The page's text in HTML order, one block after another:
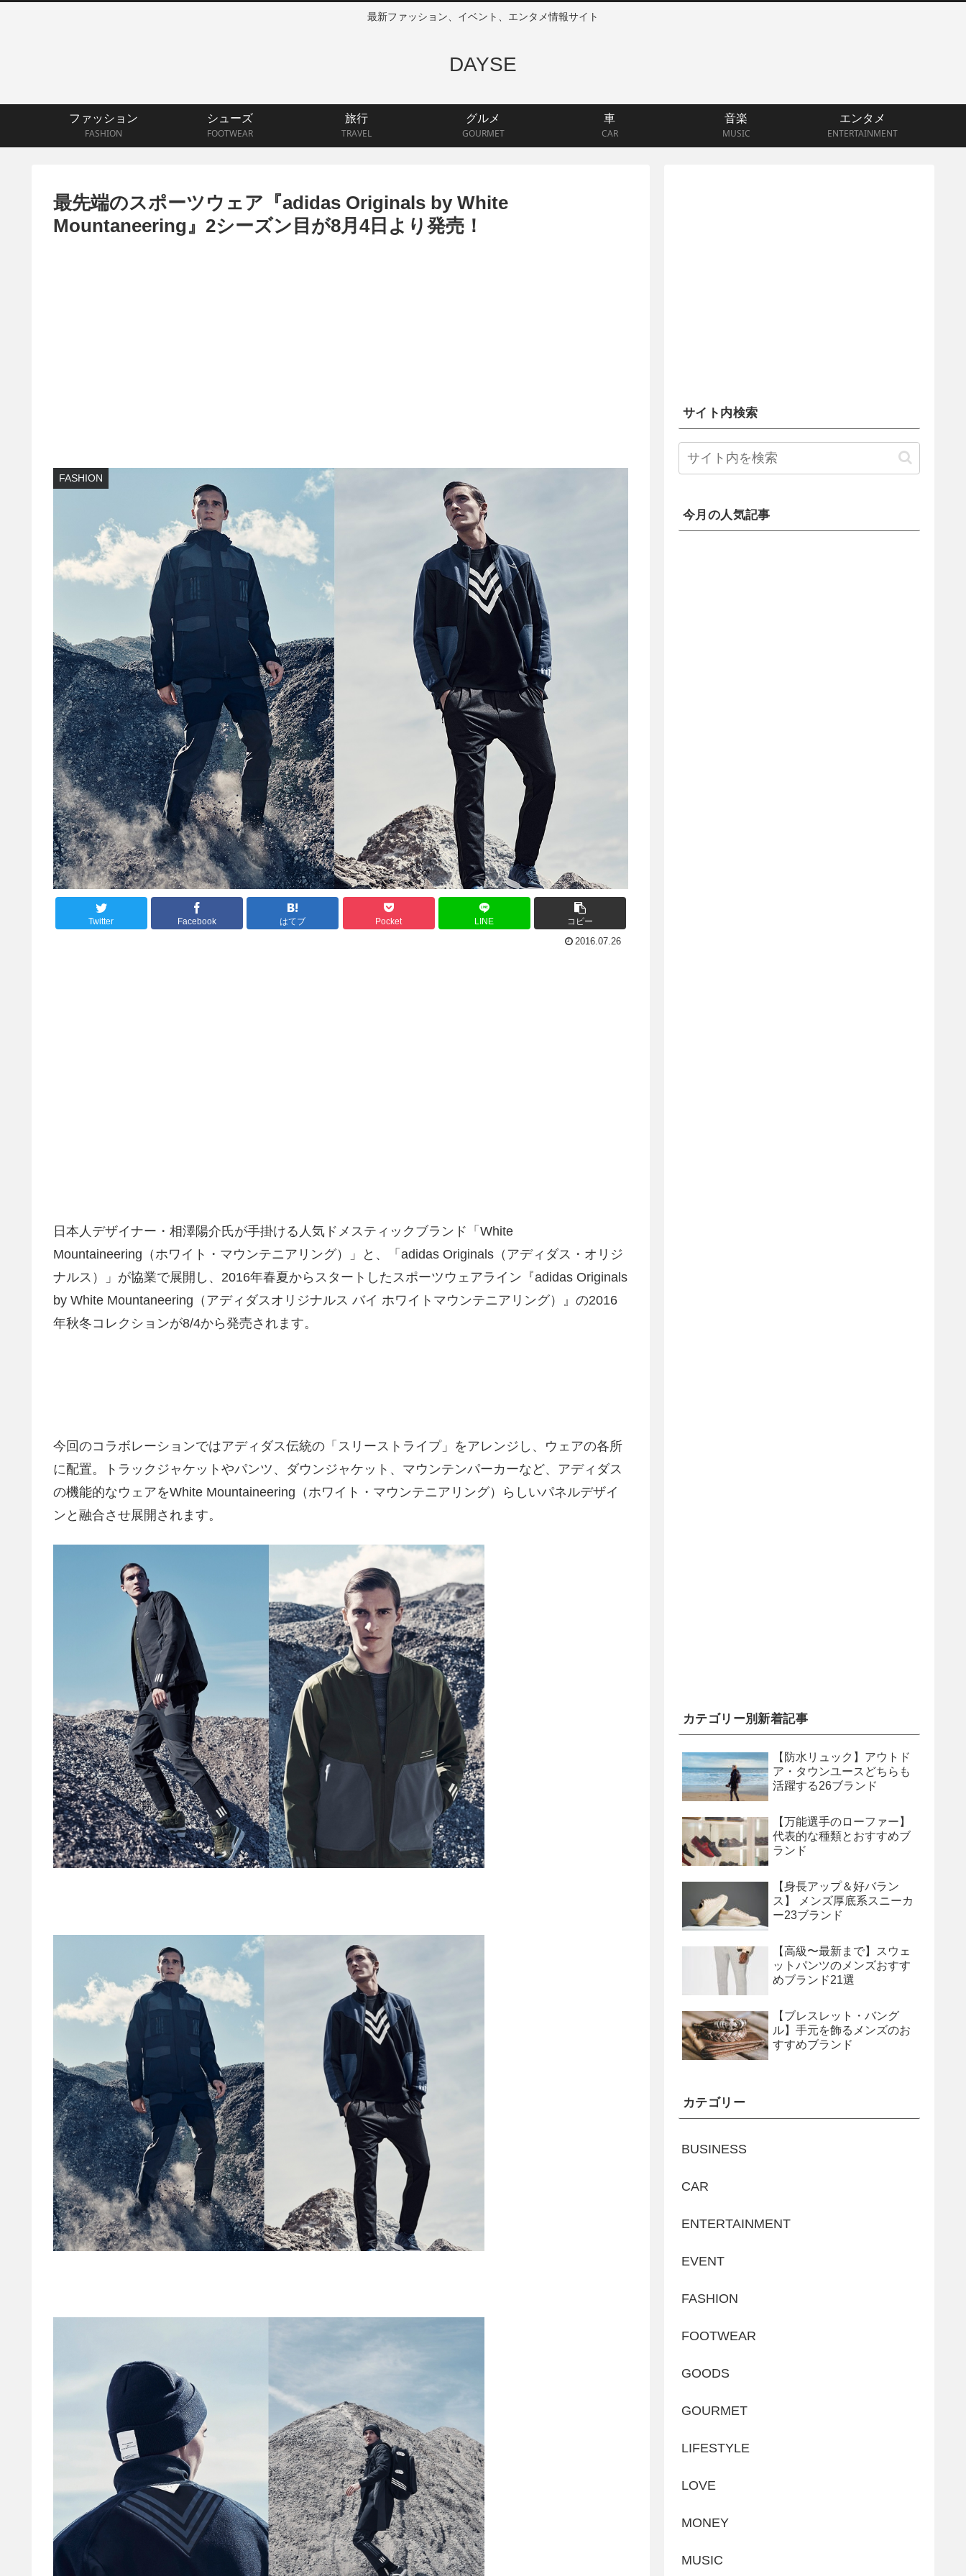
最新ファッション、イベント、エンタメ情報サイト
DAYSE
ファッション
FASHION
シューズ
FOOTWEAR
旅行
TRAVEL
グルメ
GOURMET
車
CAR
音楽
MUSIC
エンタメ
ENTERTAINMENT
最先端のスポーツウェア『adidas Originals by White
Mountaneering』2シーズン目が8月4日より発売！
FASHION
Twitter Facebook はてブ Pocket LINE コピー
2016.07.26
日本人デザイナー・相澤陽介氏が手掛ける人気ドメスティックブランド「White
Mountaineering（ホワイト・マウンテニアリング）」と、「adidas Originals（アディダス・オリジ
ナルス）」が協業で展開し、2016年春夏からスタートしたスポーツウェアライン『adidas Originals
by White Mountaneering（アディダスオリジナルス バイ ホワイトマウンテニアリング）』の2016
年秋冬コレクションが8/4から発売されます。
今回のコラボレーションではアディダス伝統の「スリーストライプ」をアレンジし、ウェアの各所
に配置。トラックジャケットやパンツ、ダウンジャケット、マウンテンパーカーなど、アディダス
の機能的なウェアをWhite Mountaineering（ホワイト・マウンテニアリング）らしいパネルデザイ
ンと融合させ展開されます。
サイト内検索
今月の人気記事
カテゴリー別新着記事
【防水リュック】アウトド
ア・タウンユースどちらも
活躍する26ブランド
【万能選手のローファー】
代表的な種類とおすすめブ
ランド
【身長アップ＆好バラン
ス】 メンズ厚底系スニーカ
ー23ブランド
【高級〜最新まで】スウェ
ットパンツのメンズおすす
めブランド21選
【ブレスレット・バング
ル】手元を飾るメンズのお
すすめブランド
カテゴリー
BUSINESS
CAR
ENTERTAINMENT
EVENT
FASHION
FOOTWEAR
GOODS
GOURMET
LIFESTYLE
LOVE
MONEY
MUSIC